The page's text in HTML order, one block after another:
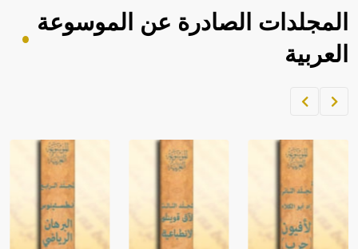
المجلدات الصادرة عن الموسوعة
العربية